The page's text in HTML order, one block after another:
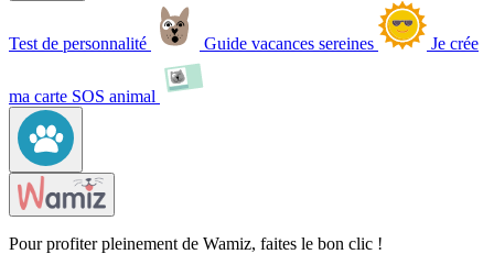
Test de personnalité Guide vacances sereines Je crée
ma carte SOS animal
Pour profiter pleinement de Wamiz, faites le bon clic !